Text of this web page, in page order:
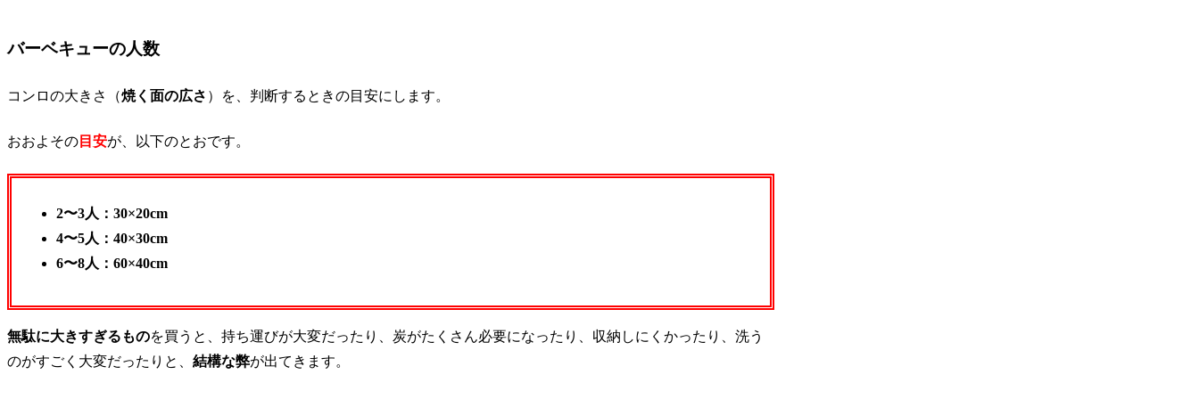
バーベキューの人数
コンロの大きさ（焼く面の広さ ）を、判断するときの目安にします。
おおよその 目安が、以下のとおです。
2〜3人：30×20cm
4〜5人：40×30cm
6〜8人：60×40cm
無駄に大きすぎるものを買うと、持ち運びが大変だったり、炭がたくさん必要になったり、収納しにくかったり、洗う
のがすごく大変だったりと、 結構な弊が出てきます。